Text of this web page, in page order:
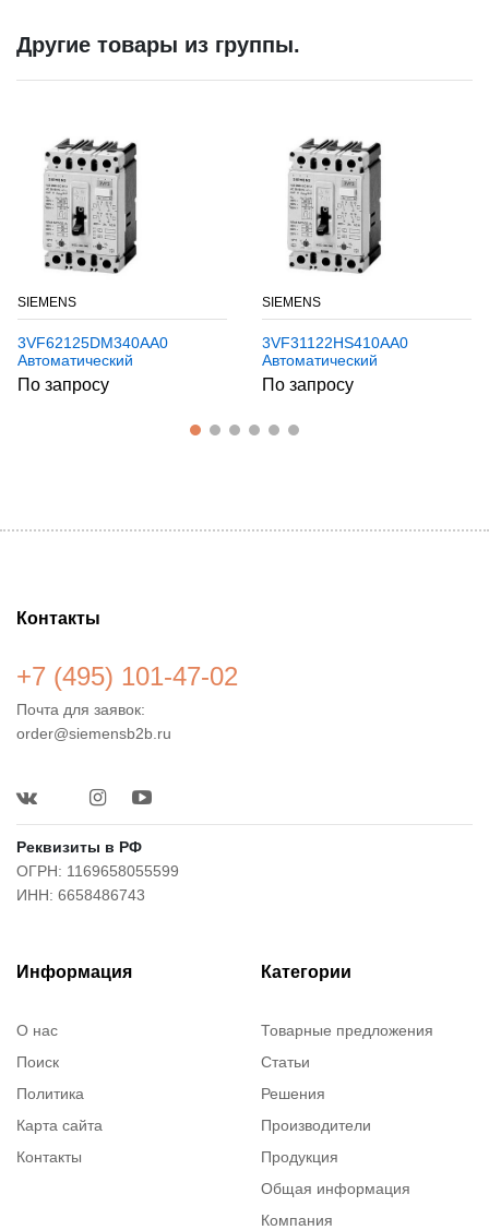
Другие товары из группы.
SIEMENS
3VF62125DM340AA0
Автоматический
выключатель SIEMENS
По запросу
SIEMENS
3VF31122HS410AA0
Автоматический
выключатель SIEMENS
По запросу
Контакты
+7 (495) 101-47-02
Почта для заявок:
order@siemensb2b.ru
Реквизиты в РФ
ОГРН: 1169658055599
ИНН: 6658486743
Информация
О нас
Поиск
Политика
Карта сайта
Контакты
Категории
Товарные предложения
Статьи
Решения
Производители
Продукция
Общая информация
Компания